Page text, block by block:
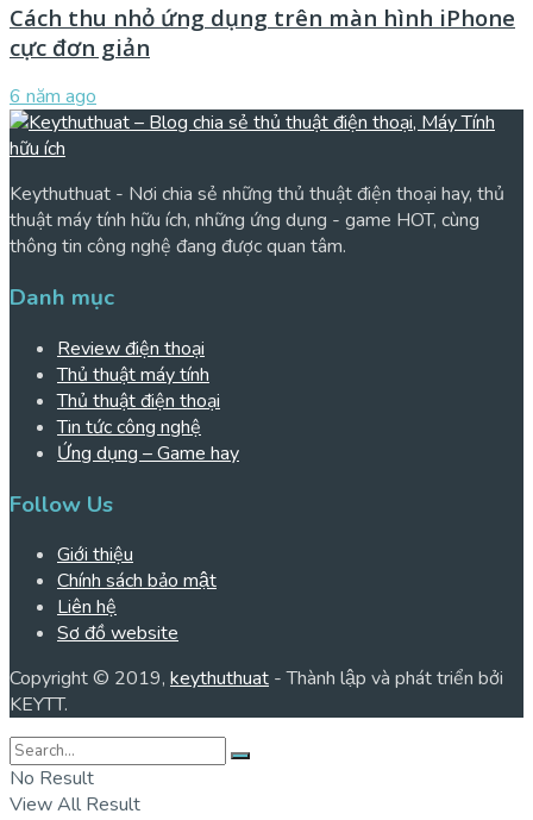
Cách thu nhỏ ứng dụng trên màn hình iPhone
cực đơn giản
6 năm ago
Keythuthuat - Nơi chia sẻ những thủ thuật điện thoại hay, thủ
thuật máy tính hữu ích, những ứng dụng - game HOT, cùng
thông tin công nghệ đang được quan tâm.
Danh mục
Review điện thoại
Thủ thuật máy tính
Thủ thuật điện thoại
Tin tức công nghệ
Ứng dụng – Game hay
Follow Us
Giới thiệu
Chính sách bảo mật
Liên hệ
Sơ đồ website
Copyright © 2019, keythuthuat - Thành lập và phát triển bởi
KEYTT.
No Result
View All Result